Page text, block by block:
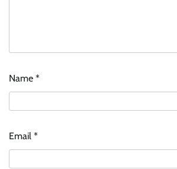
Name *
Email *